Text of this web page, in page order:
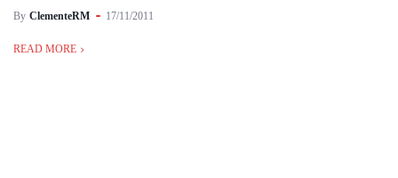
By ClementeRM 17/11/2011
READ MORE